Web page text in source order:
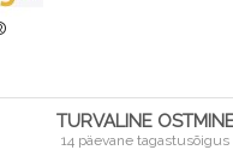
TURVALINE
14 päevane tagastusõigus